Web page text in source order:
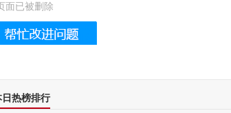
原了600岁的紫禁城
面已被删除
日热榜排行